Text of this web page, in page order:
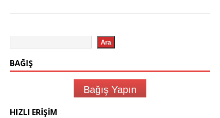
Ara
BAĞIŞ
Bağış Yapın
HIZLI ERIŞIM